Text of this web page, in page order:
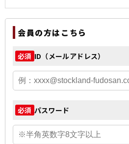
会員の方はこちら
必須 ID（メールアドレス）
必須 パスワード